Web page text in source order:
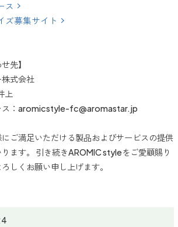
ス
ズ募集サイト
先】
式会社
上
ス：aromicstyle-fc@aromastar.jp
ご満足いただける製品およびサービスの提供
ます。 引き続きAROMIC styleをご愛顧賜り
しくお願い申し上げます。